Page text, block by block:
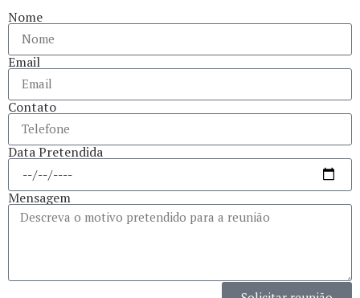
Nome
Email
Contato
Data Pretendida
Mensagem